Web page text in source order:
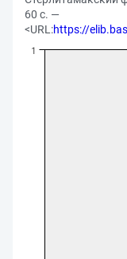
60 с. —
<URL:https://